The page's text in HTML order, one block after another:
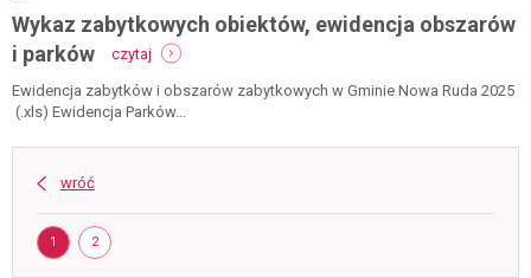
Wykaz zabytkowych obiektów, ewidencja obszarów
i parków
czytaj
wykaz
zabytkowych
obiektów,
obszarów
Ewidencja zabytków i obszarów zabytkowych w Gminie Nowa Ruda 2025
(.xls) Ewidencja Parków...
wróć
Strona
STRONA
1 STRONA
2